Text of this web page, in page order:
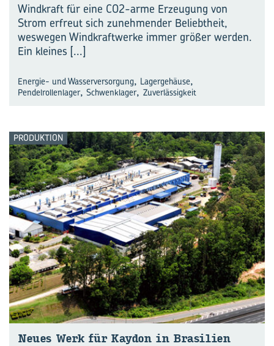
Windkraft für eine CO2-arme Erzeugung von
Strom erfreut sich zunehmender Beliebtheit,
weswegen Windkraftwerke immer größer werden.
Ein kleines [...]
Energie- und Wasserversorgung, Lagergehäuse,
Pendelrollenlager, Schwenklager, Zuverlässigkeit
PRODUKTION
Neues Werk für Kay­don in Bra­si­li­en